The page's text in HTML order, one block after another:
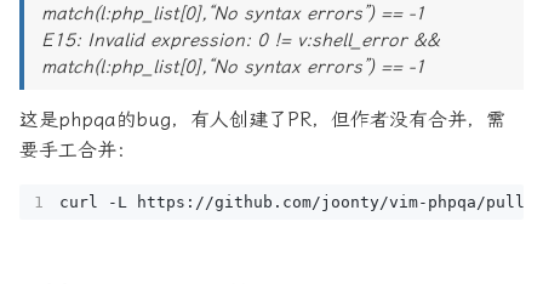
match(l:php_list[0],“No syntax errors”) == -1
E15: Invalid expression: 0 != v:shell_error &&
match(l:php_list[0],“No syntax errors”) == -1
这是phpqa的bug，有人创建了PR，但作者没有合并，需
要手工合并：
curl -L https://github.com/joonty/vim-phpqa/pull/